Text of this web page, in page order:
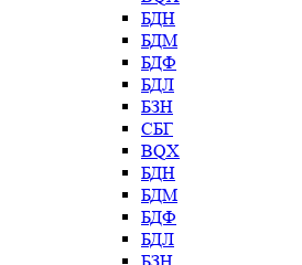
БДН
БДМ
БДФ
БДЛ
БЗН
СБГ
BQX
БДН
БДМ
БДФ
БДЛ